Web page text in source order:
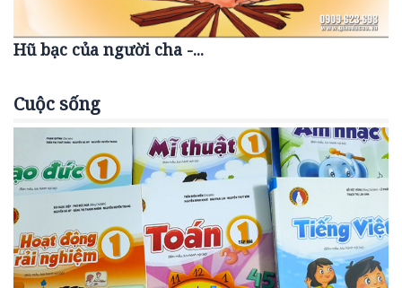
Hũ bạc của người cha -...
Cuộc sống